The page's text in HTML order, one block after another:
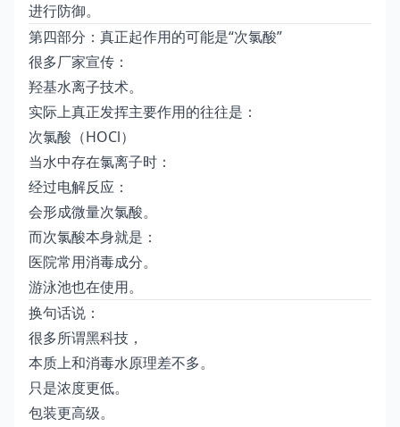
进行防御。
第四部分：真正起作用的可能是“次氯酸”
很多厂家宣传：
羟基水离子技术。
实际上真正发挥主要作用的往往是：
次氯酸（HOCl）
当水中存在氯离子时：
经过电解反应：
会形成微量次氯酸。
而次氯酸本身就是：
医院常用消毒成分。
游泳池也在使用。
换句话说：
很多所谓黑科技，
本质上和消毒水原理差不多。
只是浓度更低。
包装更高级。